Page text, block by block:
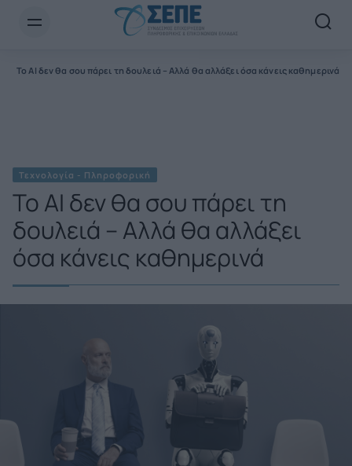
Το AI δεν θα σου πάρει τη δουλειά – Αλλά θα αλλάξει όσα κάνεις καθημερινά
Τεχνολογία - Πληροφορική
Το AI δεν θα σου πάρει τη
δουλειά – Αλλά θα αλλάξει
όσα κάνεις καθημερινά
Newsletter Email*